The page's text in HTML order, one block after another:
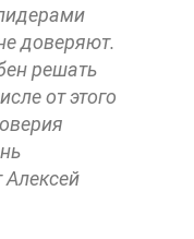
доверяют.
решать
от этого
Алексей